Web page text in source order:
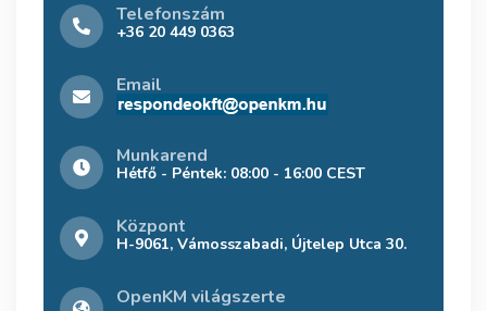
Telefonszám
+36 20 449 0363
Email
Munkarend
Hétfő - Péntek: 08:00 - 16:00 CEST
Központ
H-9061, Vámosszabadi, Újtelep Utca 30.
OpenKM világszerte